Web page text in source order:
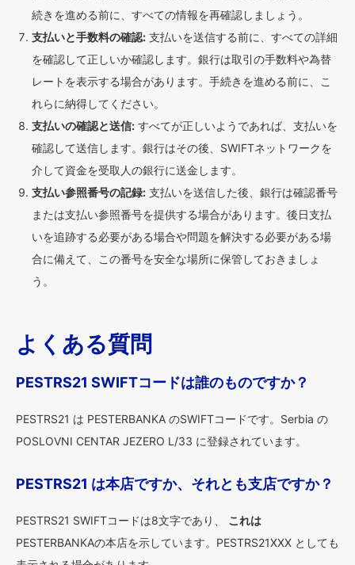
続きを進める前に、すべての情報を再確認しましょう。
支払いと手数料の確認: 支払いを送信する前に、すべての詳細
を確認して正しいか確認します。銀行は取引の手数料や為替
レートを表示する場合があります。手続きを進める前に、こ
れらに納得してください。
支払いの確認と送信: すべてが正しいようであれば、支払いを
確認して送信します。銀行はその後、SWIFTネットワークを
介して資金を受取人の銀行に送金します。
支払い参照番号の記録: 支払いを送信した後、銀行は確認番号
または支払い参照番号を提供する場合があります。後日支払
いを追跡する必要がある場合や問題を解決する必要がある場
合に備えて、この番号を安全な場所に保管しておきましょ
う。
よくある質問
PESTRS21 SWIFTコードは誰のものですか？
PESTRS21 は PESTERBANKA のSWIFTコードです。Serbia の
POSLOVNI CENTAR JEZERO L/33 に登録されています。
PESTRS21 は本店ですか、それとも支店ですか？
PESTRS21 SWIFTコードは8文字であり、 これは
PESTERBANKAの本店を示しています。PESTRS21XXX としても